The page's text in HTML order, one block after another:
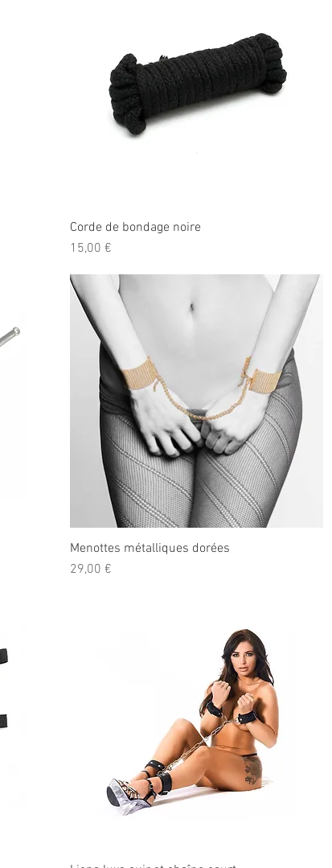
Corde de bondage noire
Prix
15,00 €
Menottes métalliques dorées
Prix
29,00 €